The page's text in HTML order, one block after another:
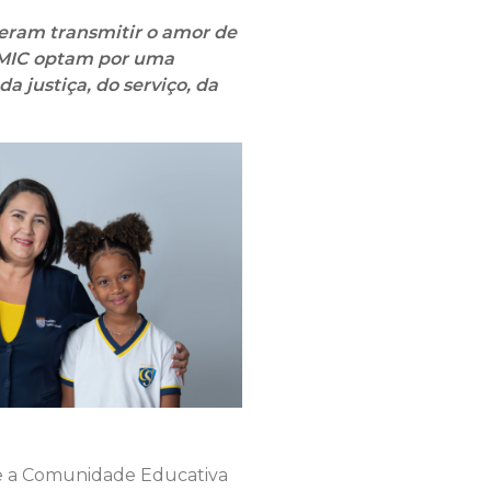
transmitir o amor de
optam por uma
justiça, do serviço, da
Comunidade Educativa